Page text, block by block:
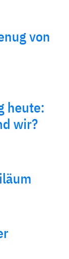
von
heute:
wir?